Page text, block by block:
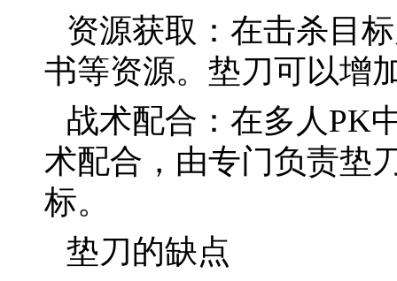
资源获取：在击杀目
书等资源。垫刀可以增
战术配合：在多人PK
术配合，由专门负责垫
标。
垫刀的缺点